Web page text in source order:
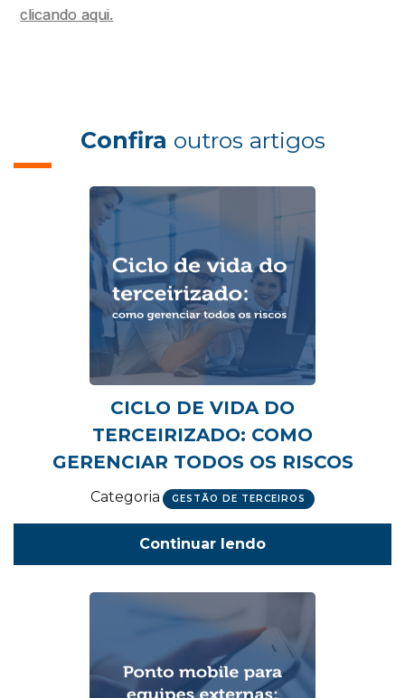
clicando aqui.
Confira outros artigos
CICLO DE VIDA DO
TERCEIRIZADO: COMO
GERENCIAR TODOS OS RISCOS
Categoria GESTÃO DE TERCEIROS
Continuar lendo